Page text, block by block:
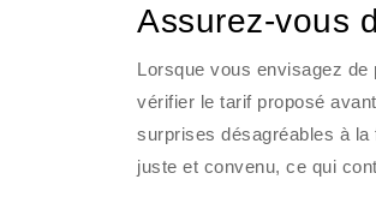
Assurez-vous
Lorsque vous envisagez de
vérifier le tarif proposé
surprises désagréables à
juste et convenu, ce qui